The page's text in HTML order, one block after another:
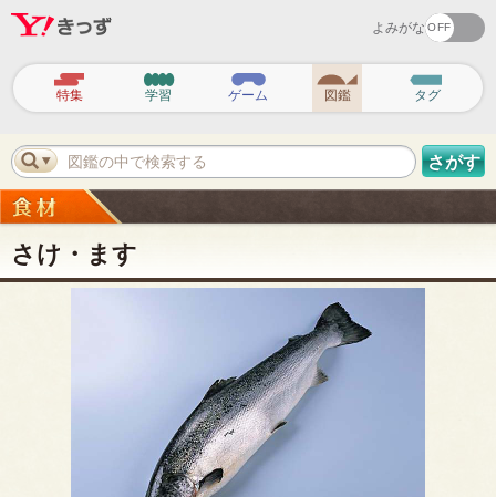
よみがな
ビ
ゲ
ー
シ
ョ
ン
特集 学習 ゲーム 図鑑 タグ
図鑑の中で検索する さがす
さけ・ます